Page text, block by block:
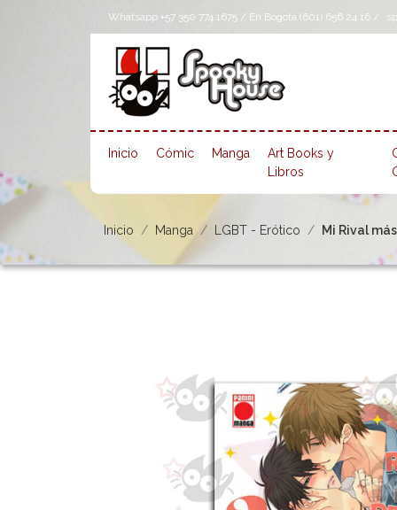
Whatsapp +57 350 774 1675 / En Bogotá (601) 656 24 16 /
Inicio Cómic Manga
Art Books y
Libros
Inicio Manga LGBT - Erótico Mi Rival